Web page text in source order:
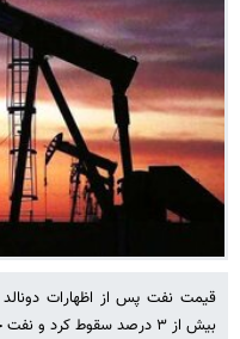
قیمت نفت پس از اظهارات دونالد